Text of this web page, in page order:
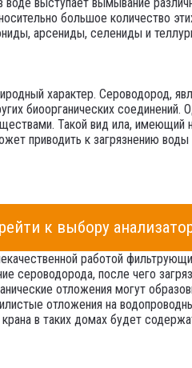
большое количество
арсениды, селениды и
характер. Сероводород,
биоорганических
Такой вид ила, имеющий
приводить к загрязнению
к выбору
работой
сероводорода, после чего
отложения могут
отложения на
в таких домах будет